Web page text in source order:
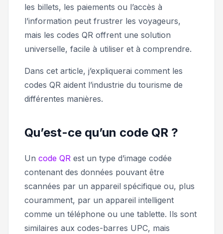
les billets, les paiements ou l’accès à
l’information peut frustrer les voyageurs,
mais les codes QR offrent une solution
universelle, facile à utiliser et à comprendre.
Dans cet article, j’expliquerai comment les
codes QR aident l’industrie du tourisme de
différentes manières.
Qu’est-ce qu’un code QR ?
Un code QR est un type d’image codée
contenant des données pouvant être
scannées par un appareil spécifique ou, plus
couramment, par un appareil intelligent
comme un téléphone ou une tablette. Ils sont
similaires aux codes-barres UPC, mais